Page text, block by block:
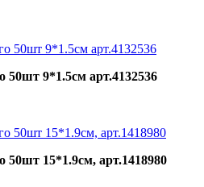
50шт 9*1.5см арт.4132536
15*1.9см, арт.1418980